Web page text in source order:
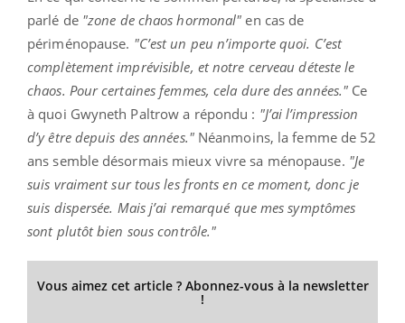
parlé de "zone de chaos hormonal" en cas de
périménopause. "C’est un peu n’importe quoi. C’est
complètement imprévisible, et notre cerveau déteste le
chaos. Pour certaines femmes, cela dure des années." Ce
à quoi Gwyneth Paltrow a répondu : "J’ai l’impression
d’y être depuis des années."Néanmoins, la femme de 52
ans semble désormais mieux vivre sa ménopause. "Je
suis vraiment sur tous les fronts en ce moment, donc je
suis dispersée. Mais j’ai remarqué que mes symptômes
sont plutôt bien sous contrôle."
Vous aimez cet article ? Abonnez-vous à la newsletter
!